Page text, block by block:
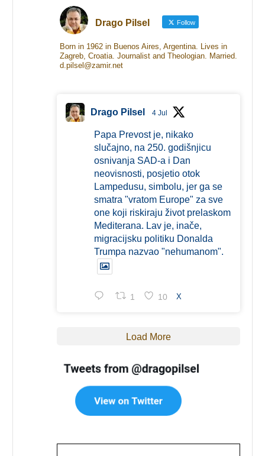
Drago Pilsel Follow
Born in 1962 in Buenos Aires, Argentina. Lives in
Zagreb, Croatia. Journalist and Theologian. Married.
d.pilsel@zamir.net
Drago Pilsel 4 Jul
Papa Prevost je, nikako
slučajno, na 250. godišnjicu
osnivanja SAD-a i Dan
neovisnosti, posjetio otok
Lampedusu, simbolu, jer ga se
smatra "vratom Europe" za sve
one koji riskiraju život prelaskom
Mediterana. Lav je, inače,
migracijsku politiku Donalda
Trumpa nazvao "nehumanom".
1 10 X
Load More